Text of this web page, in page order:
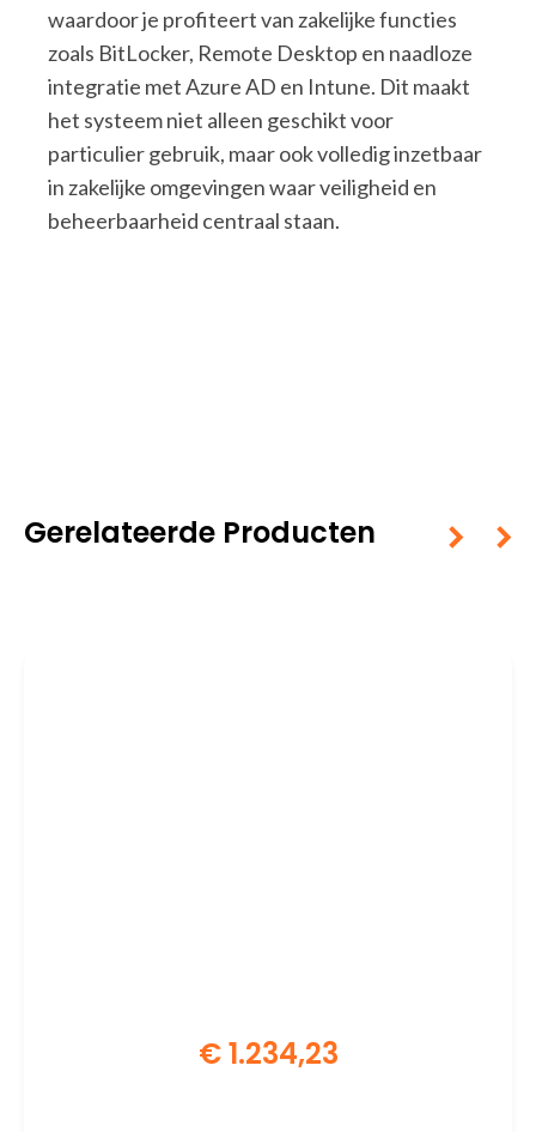
waardoor je profiteert van zakelijke functies
zoals BitLocker, Remote Desktop en naadloze
integratie met Azure AD en Intune. Dit maakt
het systeem niet alleen geschikt voor
particulier gebruik, maar ook volledig inzetbaar
in zakelijke omgevingen waar veiligheid en
beheerbaarheid centraal staan.
Gerelateerde Producten
€1.234,23